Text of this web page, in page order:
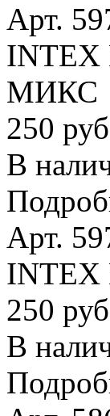
Арт.
INTEX
МИКС
250
В
Арт.
INTEX
250
В